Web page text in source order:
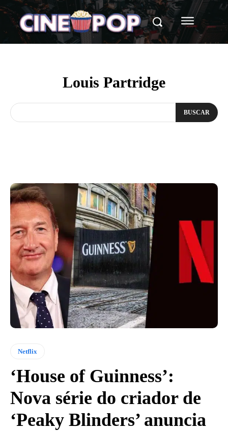
Louis Partridge
BUSCAR
Netflix
‘House of Guinness’:
Nova série do criador de
‘Peaky Blinders’ anuncia